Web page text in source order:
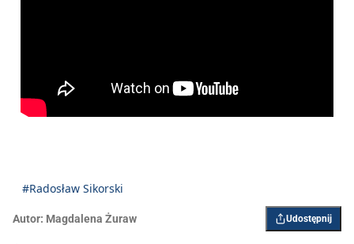
#Radosław Sikorski
Autor: Magdalena Żuraw Udostępnij